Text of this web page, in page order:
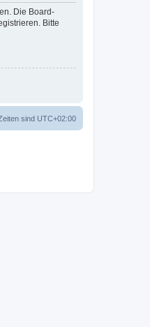
Die Board-
Bitte
sind UTC+02:00